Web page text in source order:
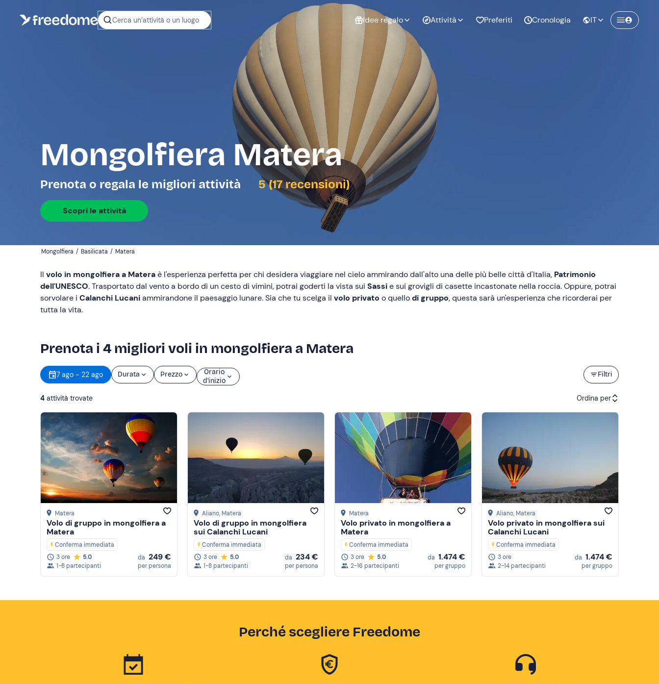
Cerca un’attività o un luogo Idee regalo
Non sai cosa
regalare?
Gift Card Freedome
Un regalo digitale che
lascia la libertà di
scegliere esperienze
outdoor in tutta Italia.
Regala una Gift Card
Esperienze da
regalare
Esperienze di
coppia
Laurea
Addio al
Attività Preferiti Cronologia IT
Mongolfiera Matera
Prenota o regala le migliori attività 5 (17 recensioni)
Scopri le attività
Mongolfiera / Basilicata / Matera
Il volo in mongolfiera a Materaè l'esperienza perfetta per chi desidera viaggiare nel cielo ammirando dall'alto una delle più belle città d'Italia, Patrimonio
dell'UNESCO. Trasportato dal vento a bordo di un cesto di vimini, potrai goderti la vista sui Sassie sui grovigli di casette incastonate nella roccia. Oppure, potrai
sorvolare i Calanchi Lucaniammirandone il paesaggio lunare. Sia che tu scelga il volo privato o quellodi gruppo, questa sarà un'esperienza che ricorderai per
tutta la vita.
Prenota i 4 migliori voli in mongolfiera a Matera
Filtri
7 ago - 22 ago Durata Prezzo
Orario
d’inizio
4 attività trovate Ordina per
Recensioni
Matera
Volo di gruppo in mongolfiera a
Matera
Conferma immediata
3 ore
5.0
1-8 partecipanti
da 249 €
per persona
Aliano, Matera
Volo di gruppo in mongolfiera
sui Calanchi Lucani
Conferma immediata
3 ore
5.0
1-8 partecipanti
da 234 €
per persona
Matera
Volo privato in mongolfiera a
Matera
Conferma immediata
3 ore
5.0
2-16 partecipanti
da 1.474 €
per gruppo
Aliano, Matera
Volo privato in mongolfiera sui
Calanchi Lucani
Conferma immediata
3 ore
2-14 partecipanti
da 1.474 €
per gruppo
Perché scegliere Freedome